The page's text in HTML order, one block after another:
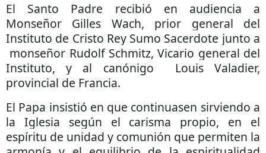
El Santo Padre recibió en audiencia a
Monseñor Gilles Wach, prior general del
Instituto de Cristo Rey Sumo Sacerdote junto a
monseñor Rudolf Schmitz, Vicario general del
Instituto, y al canónigo
Louis Valadier,
provincial de Francia.
El Papa insistió en que continuasen sirviendo a
la Iglesia según el carisma propio, en el
espíritu de unidad y comunión que permiten la